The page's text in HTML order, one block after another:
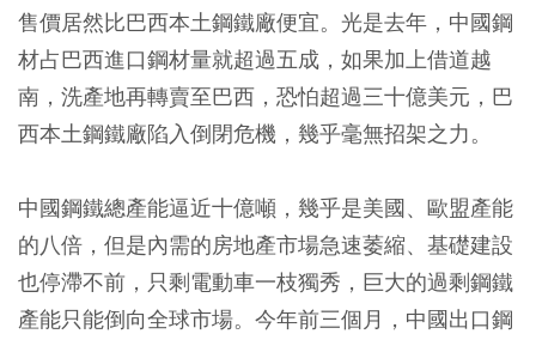
售價居然比巴西本土鋼鐵廠便宜。光是去年，中國鋼
材占巴西進口鋼材量就超過五成，如果加上借道越
南，洗產地再轉賣至巴西，恐怕超過三十億美元，巴
西本土鋼鐵廠陷入倒閉危機，幾乎毫無招架之力。
中國鋼鐵總產能逼近十億噸，幾乎是美國、歐盟產能
的八倍，但是內需的房地產市場急速萎縮、基礎建設
也停滯不前，只剩電動車一枝獨秀，巨大的過剩鋼鐵
產能只能倒向全球市場。今年前三個月，中國出口鋼